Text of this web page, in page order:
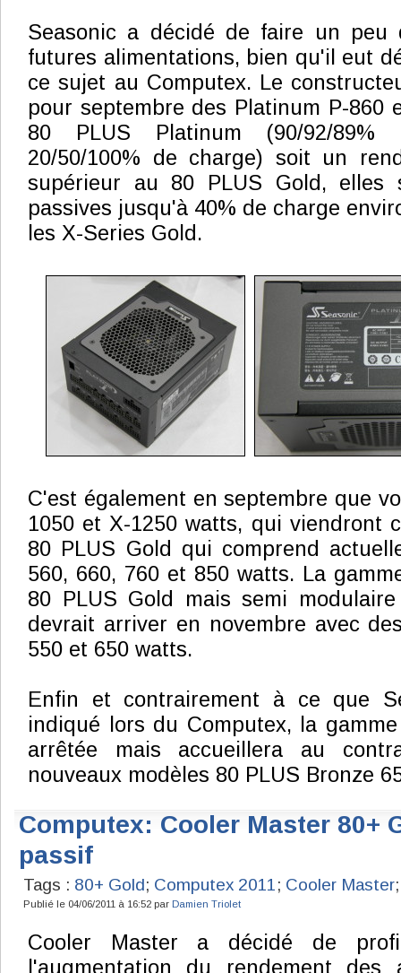
Seasonic a décidé de faire un peu
futures alimentations, bien qu'il eut
ce sujet au Computex. Le
pour septembre des Platinum P-860
80 PLUS Platinum (90/92/
20/50/100% de charge) soit un
supérieur au 80 PLUS Gold, elles
passives jusqu'à 40% de charge
les X-Series Gold.
C'est également en septembre que
1050 et X-1250 watts, qui viendront
80 PLUS Gold qui comprend
560, 660, 760 et 850 watts. La
80 PLUS Gold mais semi
devrait arriver en novembre avec
550 et 650 watts.
Enfin et contrairement à ce que
indiqué lors du Computex, la
arrêtée mais accueillera au
nouveaux modèles 80 PLUS Bronze
Computex: Cooler Master 80+
passif
Tags : 80+ Gold; Computex 2011; Cooler Master;
Publié le 04/06/2011 à 16:52 par Damien Triolet
Cooler Master a décidé de
l'augmentation du rendement des